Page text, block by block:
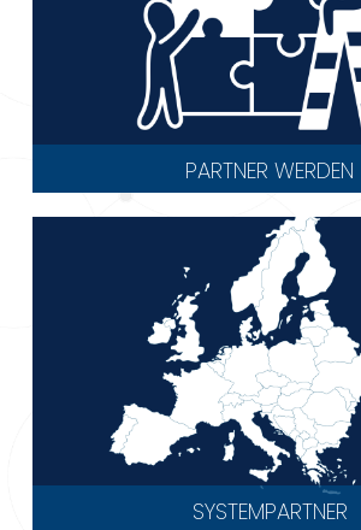
PARTNER WERDEN
SYSTEMPARTNER